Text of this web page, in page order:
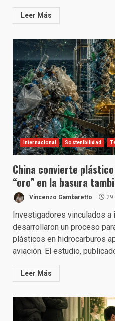
Leer Más
Internacional Sostenibilidad
China convierte
“oro” en la basura
Vincenzo Gambaretto 29
Investigadores vinculados a
desarrollaron un proceso
plásticos en hidrocarburos
aviación. El estudio,
Leer Más